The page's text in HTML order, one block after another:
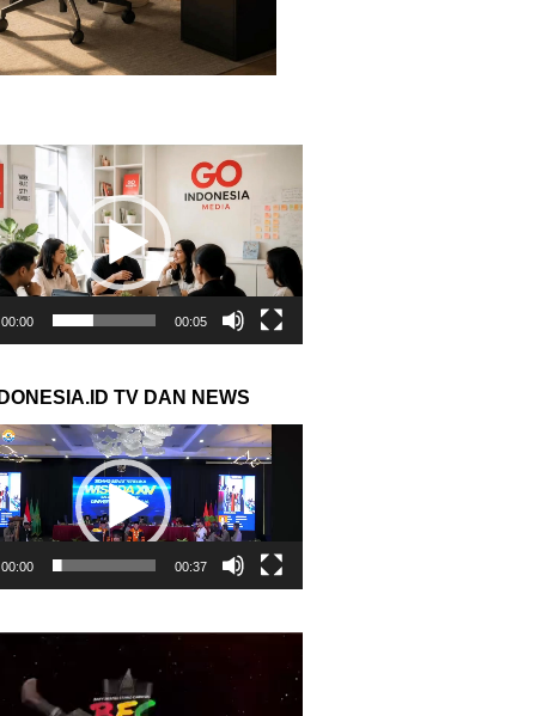
00:00 00:05
TV DAN NEWS
00:00 00:37